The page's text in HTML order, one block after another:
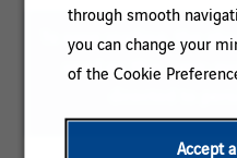
through smooth
you can change your
of the Cookie
Accept
To ease reading, the
used on this page;